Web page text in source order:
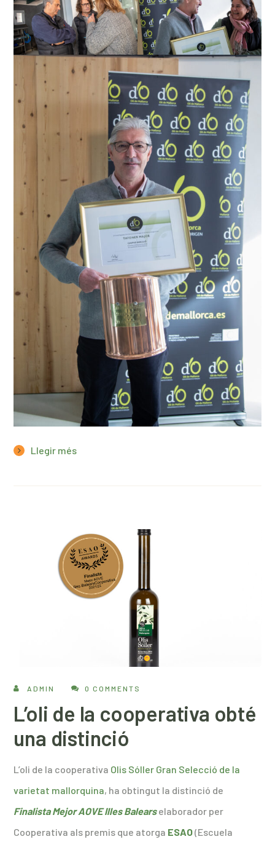
Llegir més
ADMIN 0 COMMENTS
L’oli de la cooperativa obté
una distinció
L’oli de la cooperativa Olis Sóller Gran Selecció de la
varietat mallorquina, ha obtingut la distinció de
Finalista Mejor AOVE Illes Balearselaborador per
Cooperativa als premis que atorga ESAO(Escuela